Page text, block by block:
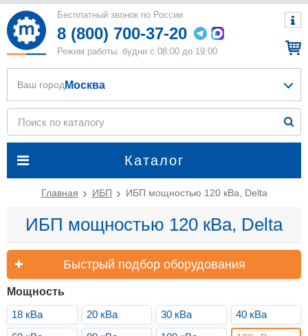
Бесплатный звонок по России
8 (800) 700-37-20
Режим работы: будни с 08:00 до 19:00
Каталог
Ваш город Москва
Главная ИБП ИБП мощностью 120 кВа, Delta
ИБП мощностью 120 кВа, Delta
Быстрый подбор оборудования
Мощность
18 кВа
20 кВа 30 кВа
40 кВа